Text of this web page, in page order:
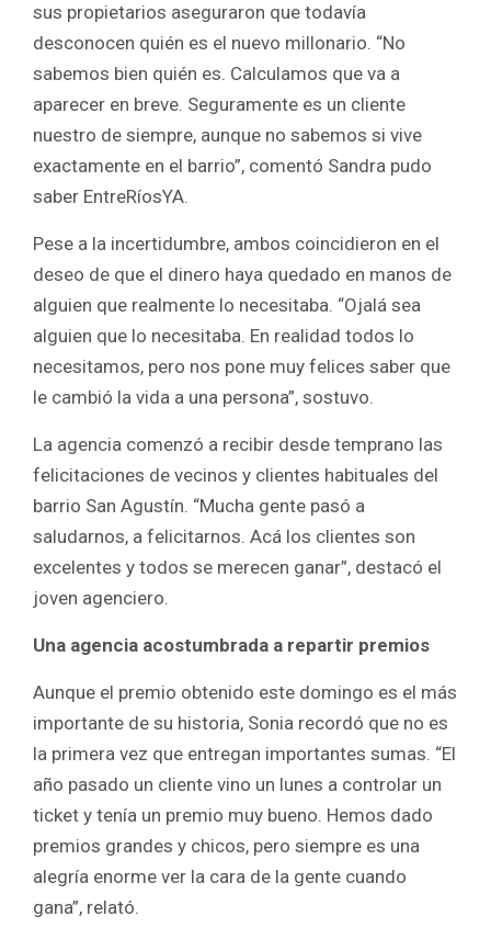
sus propietarios aseguraron que todavía
desconocen quién es el nuevo millonario. “No
sabemos bien quién es. Calculamos que va a
aparecer en breve. Seguramente es un cliente
nuestro de siempre, aunque no sabemos si vive
exactamente en el barrio”, comentó Sandra pudo
saber EntreRíosYA.
Pese a la incertidumbre, ambos coincidieron en el
deseo de que el dinero haya quedado en manos de
alguien que realmente lo necesitaba. “Ojalá sea
alguien que lo necesitaba. En realidad todos lo
necesitamos, pero nos pone muy felices saber que
le cambió la vida a una persona”, sostuvo.
La agencia comenzó a recibir desde temprano las
felicitaciones de vecinos y clientes habituales del
barrio San Agustín. “Mucha gente pasó a
saludarnos, a felicitarnos. Acá los clientes son
excelentes y todos se merecen ganar”, destacó el
joven agenciero.
Una agencia acostumbrada a repartir premios
Aunque el premio obtenido este domingo es el más
importante de su historia, Sonia recordó que no es
la primera vez que entregan importantes sumas. “El
año pasado un cliente vino un lunes a controlar un
ticket y tenía un premio muy bueno. Hemos dado
premios grandes y chicos, pero siempre es una
alegría enorme ver la cara de la gente cuando
gana”, relató.